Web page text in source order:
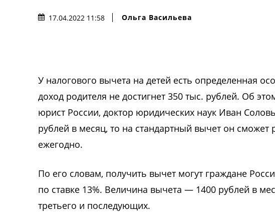
17.04.2022 11:58 Ольга Васильева
У налогового вычета на детей есть определенная
доход родителя не достигнет 350 тыс. рублей. Об
юрист России, доктор юридических наук Иван
рублей в месяц, то на стандартный вычет он сможет
ежегодно.
По его словам, получить вычет могут граждане
по ставке 13%. Величина вычета — 1400 рублей в
третьего и последующих.